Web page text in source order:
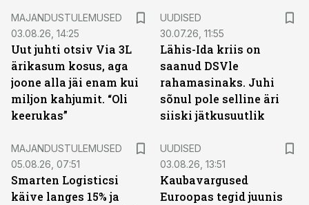
MAJANDUSTULEMUSED
03.08.26, 14:25
Uut juhti otsiv Via 3L
ärikasum kosus, aga
joone alla jäi enam kui
miljon kahjumit. “Oli
keerukas”
UUDISED
30.07.26, 11:55
Lähis-Ida kriis on
saanud DSVle
rahamasinaks. Juhi
sõnul pole selline äri
siiski jätkusuutlik
MAJANDUSTULEMUSED
05.08.26, 07:51
Smarten Logisticsi
käive langes 15% ja
UUDISED
03.08.26, 13:51
Kaubavargused
Euroopas tegid juunis